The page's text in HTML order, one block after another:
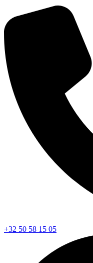
+32 50 58 15 05